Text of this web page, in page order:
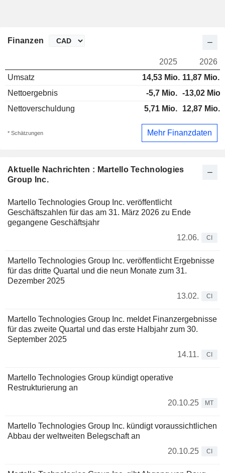
Aktuelle Nachrichten : Martello Technologies
Group Inc.
Martello Technologies Group Inc. veröffentlicht
Geschäftszahlen für das am 31. März 2026 zu Ende
gegangene Geschäftsjahr
12.06.
CI
Martello Technologies Group Inc. veröffentlicht Ergebnisse
für das dritte Quartal und die neun Monate zum 31.
Dezember 2025
13.02.
CI
Martello Technologies Group Inc. meldet Finanzergebnisse
für das zweite Quartal und das erste Halbjahr zum 30.
September 2025
14.11.
CI
Martello Technologies Group kündigt operative
Restrukturierung an
20.10.25
MT
Martello Technologies Group Inc. kündigt voraussichtlichen
Abbau der weltweiten Belegschaft an
20.10.25
CI
Finanzen
2025
2026
Umsatz
14,53 Mio. 11,87 Mio.
Nettoergebnis
-5,7 Mio. -13,02 Mio.
Nettoverschuldung
5,71 Mio. 12,87 Mio.
* Schätzungen Mehr Finanzdaten